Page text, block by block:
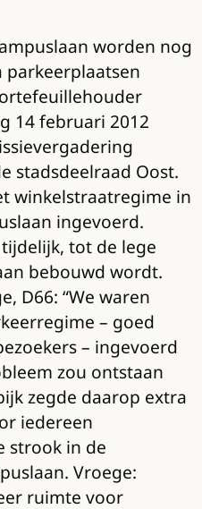
worden nog
14 februari 2012
stadsdeelraad Oost.
winkelstraatregime in
ingevoerd.
tot de lege
bebouwd wordt.
D66: “We waren
– goed
– ingevoerd
zou ontstaan
zegde daarop extra
iedereen
strook in de
Vroege:
ruimte voor